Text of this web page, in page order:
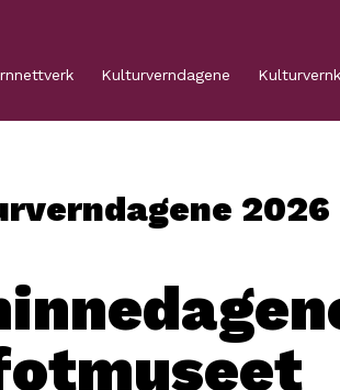
Kulturverndagene
2026